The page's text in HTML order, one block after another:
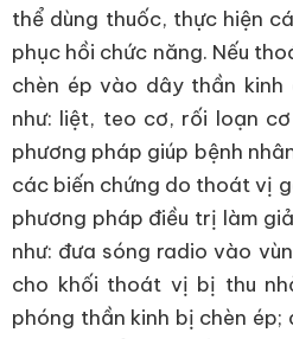
thể dùng thuốc, thực hiện
phục hồi chức năng. Nếu
chèn ép vào dây thần
như: liệt, teo cơ, rối loạn
phương pháp giúp bệnh
các biến chứng do thoát vị
phương pháp điều trị làm
như: đưa sóng radio vào
cho khối thoát vị bị thu
phóng thần kinh bị chèn ép;